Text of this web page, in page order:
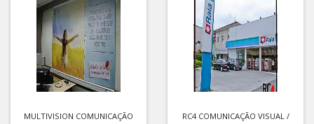
MULTIVISION COMUNICAÇÃO
RC4 COMUNICAÇÃO VISUAL /